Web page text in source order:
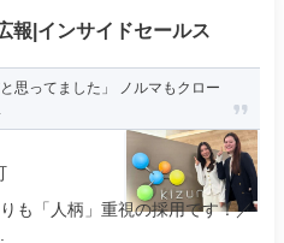
報|インサイドセールス
思ってました」 ノルマもクロー
も「人柄」重視の採用です！／